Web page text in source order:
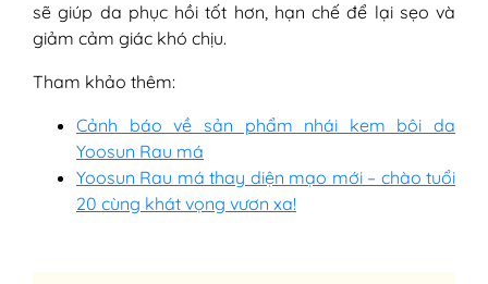
sẽ giúp da phục hồi tốt hơn, hạn chế để lại sẹo và
giảm cảm giác khó chịu.
Tham khảo thêm:
Cảnh báo về sản phẩm nhái kem bôi da
Yoosun Rau má
Yoosun Rau má thay diện mạo mới – chào tuổi
20 cùng khát vọng vươn xa!